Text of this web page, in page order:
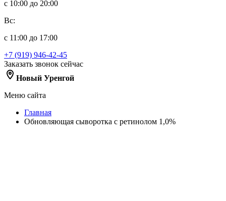
с 10:00 до 20:00
Вс:
с 11:00 до 17:00
+7 (919) 946-42-45
Заказать звонок сейчас
Новый Уренгой
Меню сайта
Главная
Обновляющая сыворотка с ретинолом 1,0%